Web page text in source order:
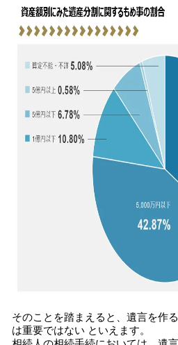
そのことを踏まえると、遺言を作
は重要ではない といえます。